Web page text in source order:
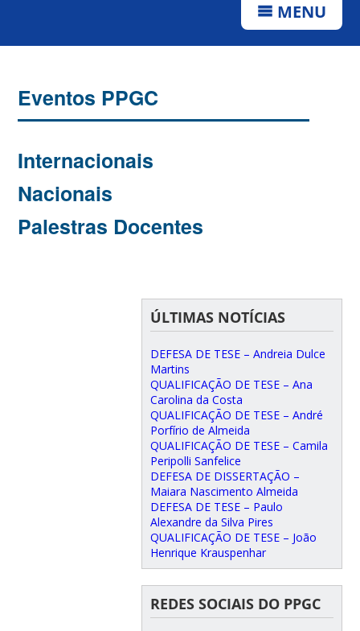
MENU
Eventos PPGC
Internacionais
Nacionais
Palestras Docentes
ÚLTIMAS NOTÍCIAS
DEFESA DE TESE – Andreia Dulce
Martins
QUALIFICAÇÃO DE TESE – Ana
Carolina da Costa
QUALIFICAÇÃO DE TESE – André
Porfírio de Almeida
QUALIFICAÇÃO DE TESE – Camila
Peripolli Sanfelice
DEFESA DE DISSERTAÇÃO –
Maiara Nascimento Almeida
DEFESA DE TESE – Paulo
Alexandre da Silva Pires
QUALIFICAÇÃO DE TESE – João
Henrique Krauspenhar
REDES SOCIAIS DO PPGC